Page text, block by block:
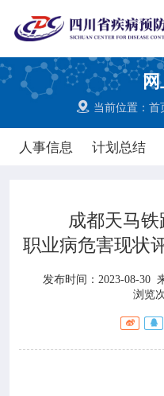
网
 当前位置：首
人事信息 计划总结

网站首页
中心概况
新闻动态
工作重点
成都天马铁
职业病危害现状
发布时间：2023-08-30
浏览